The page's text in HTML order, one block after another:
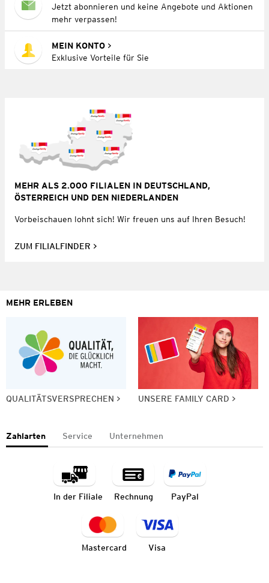
Jetzt abonnieren und keine Angebote und Aktionen
mehr verpassen!
MEIN KONTO
Exklusive Vorteile für Sie
MEHR ALS 2.000 FILIALEN IN DEUTSCHLAND,
ÖSTERREICH UND DEN NIEDERLANDEN
Vorbeischauen lohnt sich! Wir freuen uns auf Ihren Besuch!
ZUM FILIALFINDER
MEHR ERLEBEN
QUALITÄTSVERSPRECHEN UNSERE FAMILY CARD
Zahlarten Service Unternehmen
In der Filiale Rechnung PayPal
Mastercard Visa